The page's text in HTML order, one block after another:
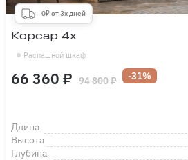
0₽ от 3х дней
Распашной шкаф
Корсар 4х
66 360 ₽ 94 800 ₽ -31%
Длина
Высота
Глубина